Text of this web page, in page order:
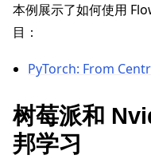
本例展示了如何使用
目：
PyTorch: From
树莓派和
邦学习